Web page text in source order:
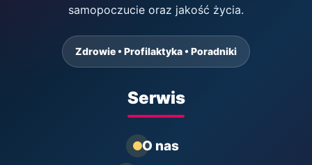
samopoczucie oraz jakość życia.
Zdrowie • Profilaktyka • Poradniki
Serwis
O nas